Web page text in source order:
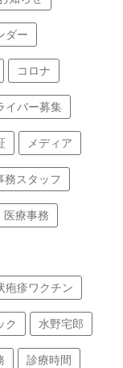
ダー
コロナ
イバー募集
メディア
務スタッフ
医療事務
疱疹ワクチン
ク 水野宅郎
診療時間